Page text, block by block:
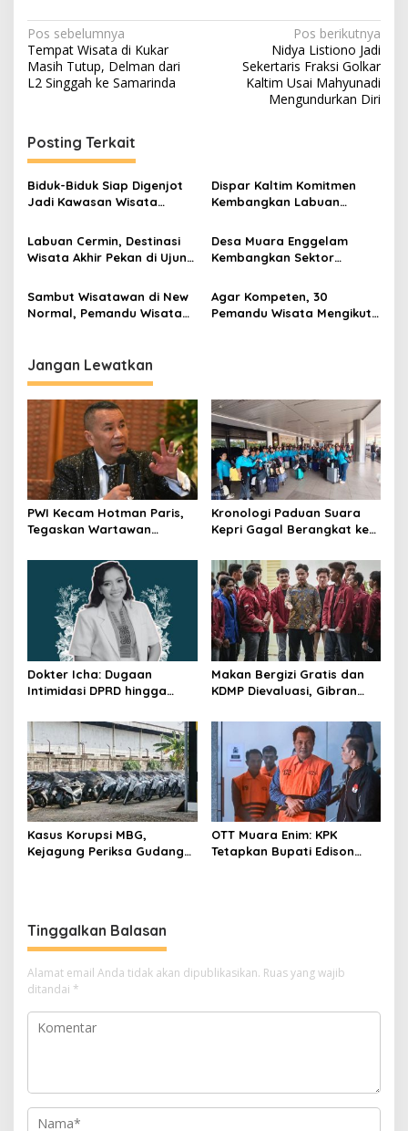
Navigasi
pos
Pos sebelumnya
Tempat Wisata di Kukar
Masih Tutup, Delman dari
L2 Singgah ke Samarinda
Pos berikutnya
Nidya Listiono Jadi
Sekertaris Fraksi Golkar
Kaltim Usai Mahyunadi
Mengundurkan Diri
Posting Terkait
Biduk-Biduk Siap Digenjot
Jadi Kawasan Wisata
Dispar Kaltim Komitmen
Kembangkan Labuan
Wisata Berkelanjutan
Labuan Cermin, Destinasi
Wisata Akhir Pekan di Ujung
Desa Muara Enggelam
Kembangkan Sektor
Homestay dan Penginapan
Terapung
Sambut Wisatawan di New
Normal, Pemandu Wisata
Agar Kompeten, 30
Pemandu Wisata Mengikuti
Jangan Lewatkan
PWI Kecam Hotman Paris,
Tegaskan Wartawan
Kronologi Paduan Suara
Kepri Gagal Berangkat ke
Dokter Icha: Dugaan
Intimidasi DPRD hingga
Rangkaian
Perkembangannya
Makan Bergizi Gratis dan
KDMP Dievaluasi, Gibran
Diperbaiki
Kasus Korupsi MBG,
Kejagung Periksa Gudang
OTT Muara Enim: KPK
Tetapkan Bupati Edison
Tinggalkan Balasan
Alamat email Anda tidak akan dipublikasikan. Ruas yang wajib
ditandai *